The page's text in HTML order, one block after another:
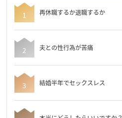
再休職するか退職するか
夫との性行為が苦痛
結婚半年でセックスレス